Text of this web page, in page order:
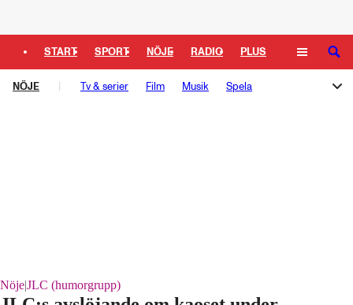
START SPORT NÖJE RADIO PLUS
TV KULTUR LEDARE
SÖK
NÖJE Tv & serier Film Musik Spela
Nöje|JLC (humorgrupp)